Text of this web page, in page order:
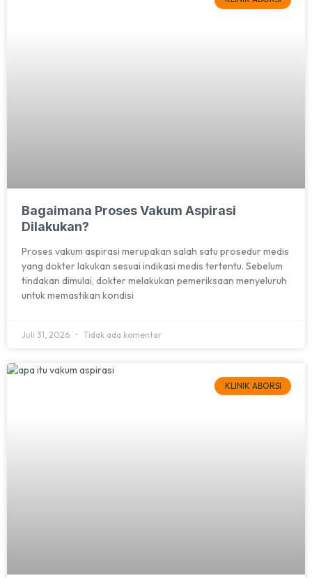
Bagaimana Proses Vakum Aspirasi
Dilakukan?
Proses vakum aspirasi merupakan salah satu prosedur medis
yang dokter lakukan sesuai indikasi medis tertentu. Sebelum
tindakan dimulai, dokter melakukan pemeriksaan menyeluruh
untuk memastikan kondisi
Juli 31, 2026 Tidak ada komentar
KLINIK ABORSI